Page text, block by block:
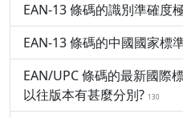
EAN-13 條碼的識別準確度
EAN-13 條碼的中國國家標
EAN/UPC 條碼的最新國際
以往版本有甚麼分別? 130